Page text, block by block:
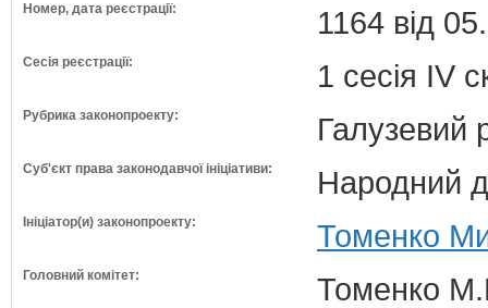
Номер, дата реєстрації: 1164 від
Сесія реєстрації: 1 сесія IV
Рубрика законопроекту: Галузевий
Суб'єкт права законодавчої ініціативи: Народний
Ініціатор(и) законопроекту: Томенко
Головний комітет:
Томенко